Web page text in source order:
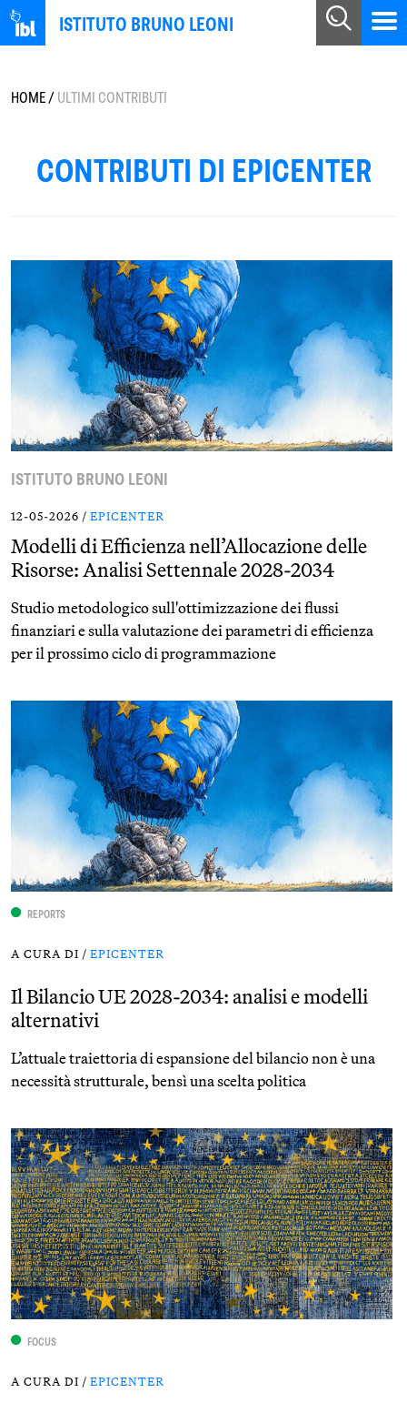
ISTITUTO BRUNO LEONI
HOME/ULTIMI CONTRIBUTI
CONTRIBUTI DI EPICENTER
ISTITUTO BRUNO LEONI
12-05-2026 / EPICENTER
Modelli di Efficienza nell’Allocazione delle
Risorse: Analisi Settennale 2028-2034
Studio metodologico sull'ottimizzazione dei flussi
finanziari e sulla valutazione dei parametri di efficienza
per il prossimo ciclo di programmazione
REPORTS
A CURA DI / EPICENTER
Il Bilancio UE 2028-2034: analisi e modelli
alternativi
L’attuale traiettoria di espansione del bilancio non è una
necessità strutturale, bensì una scelta politica
FOCUS
A CURA DI / EPICENTER